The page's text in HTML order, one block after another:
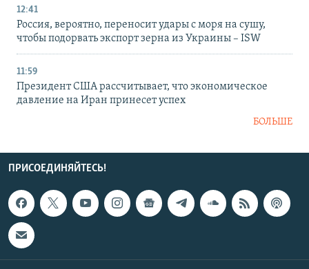
12:41
Россия, вероятно, переносит удары с моря на сушу,
чтобы подорвать экспорт зерна из Украины – ISW
11:59
Президент США рассчитывает, что экономическое
давление на Иран принесет успех
БОЛЬШЕ
ПРИСОЕДИНЯЙТЕСЬ!